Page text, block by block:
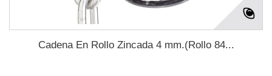
Cadena En Rollo Zincada 4 mm.(Rollo 84...